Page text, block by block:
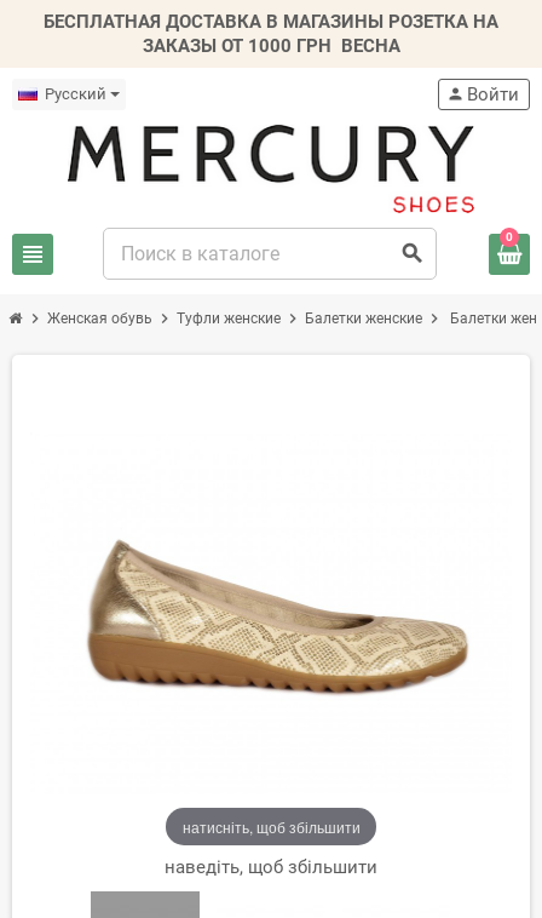
БЕСПЛАТНАЯ ДОСТАВКА В МАГАЗИНЫ РОЗЕТКА НА
ЗАКАЗЫ ОТ 1000 ГРН ВЕСНА
Русский
view_headline search
person Войти
0
chevron_right Женская обувь chevron_right Туфли женские chevron_right Балетки женские chevron_right Балетки
натисніть, щоб збільшити
наведіть, щоб збільшити